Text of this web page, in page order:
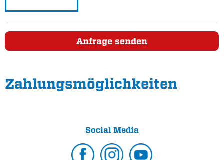
Anfrage senden
Zahlungs­möglichkeiten
Social Media